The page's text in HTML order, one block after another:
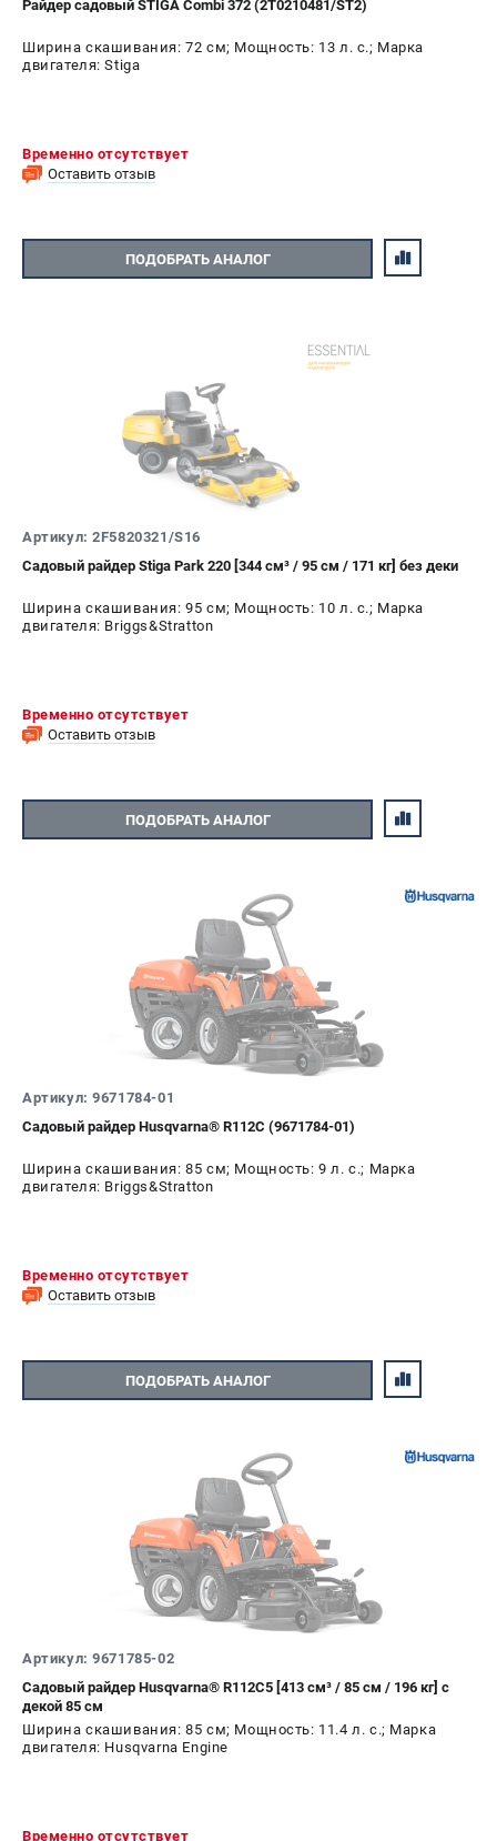
ПОДДЕРЖКА
Сервисный центр
Политика обработки персональных данных
ИНФОРМАЦИЯ
Юридическим лицам
Контакты
Способы оплаты
Бензопилы
Газонокосилки
Газонокосилки-роботы
СТРОИТЕЛЬНАЯ ТЕХНИКА
Ручные резчики
Алмазные диски
Бурильные установки
Бензогенераторы
Виброплиты
Промышленные пылесосы
5 часто задаваемых вопросов при покупке бензопилы
Как подготовить топливную смесь?
Глоссарий терминов
ТЕЛЕФОН (ПОМОНА)
+7 (800) 550-70-46
Информация размещённая на сайте не является публичной
офертой.
8 (812) 318-40-26
8 (800) 550-70-46
Режим работы колл-центра:
пн-пт - с 9:00 до 18:00
сб - с 10:00 до 16:00
+7 (8112) 59-12-69
zakaz@hustorg.ru
Райдер садовый STIGA Combi 372 (2T0210481/ST2)
Ширина скашивания: 72 см; Мощность: 13 л. с.; Марка
двигателя: Stiga
Временно отсутствует
Оставить отзыв
ПОДОБРАТЬ АНАЛОГ
Артикул: 2F5820321/S16
Садовый райдер Stiga Park 220 [344 см³ / 95 см / 171 кг] без деки
Ширина скашивания: 95 см; Мощность: 10 л. с.; Марка
двигателя: Briggs&Stratton
Временно отсутствует
Оставить отзыв
ПОДОБРАТЬ АНАЛОГ
Артикул: 9671784-01
Садовый райдер Husqvarna® R112C (9671784-01)
Ширина скашивания: 85 см; Мощность: 9 л. с.; Марка
двигателя: Briggs&Stratton
Временно отсутствует
Оставить отзыв
ПОДОБРАТЬ АНАЛОГ
Артикул: 9671785-02
Садовый райдер Husqvarna® R112C5 [413 см³ / 85 см / 196 кг] с
декой 85 см
Ширина скашивания: 85 см; Мощность: 11.4 л. с.; Марка
двигателя: Husqvarna Engine
Временно отсутствует